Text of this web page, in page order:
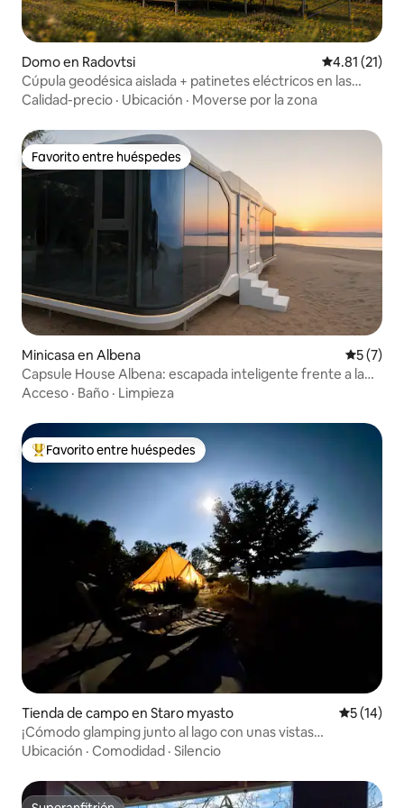
Domo en Radovtsi Calificación
4.81 (21)
Cúpula geodésica aislada + patinetes eléctricos en las
montañas
Calidad-precio · Ubicación · Moverse por la zona
Favorito entre huéspedes
Favorito entre huéspedes
Minicasa en Albena
5 (7)
Capsule House Albena: escapada inteligente frente a la
playa
Acceso · Baño · Limpieza
Favorito entre huéspedes preferido
Favorito entre huéspedes
Tienda de campo en Staro myasto
5 (14)
¡Cómodo glamping junto al lago con unas vistas
impresionantes!
Ubicación · Comodidad · Silencio